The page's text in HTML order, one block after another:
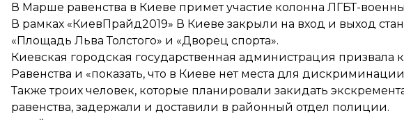
В Марше равенства в Киеве примет участие колонна ЛГБТ-
В рамках «КиевПрайд2019» В Киеве закрыли на вход и выход
«Площадь Льва Толстого» и «Дворец спорта».
Киевская городская государственная администрация призвала
Равенства и «показать, что в Киеве нет места для
Также троих человек, которые планировали закидать
равенства, задержали и доставили в районный отдел полиции.